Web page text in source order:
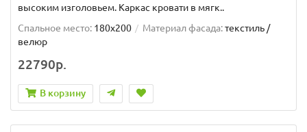
высоким изголовьем. Каркас кровати в мягк..
Спальное место: 180x200 Материал фасада:текстиль /
велюр
22790р.
В корзину